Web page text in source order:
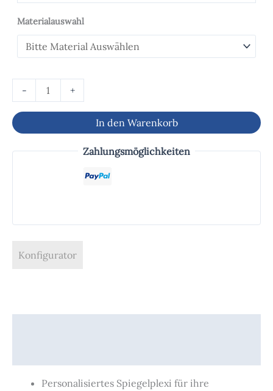
Materialauswahl
- +
In den Warenkorb
Zahlungsmöglichkeiten
Konfigurator
Personalisiertes Spiegelplexi für ihre